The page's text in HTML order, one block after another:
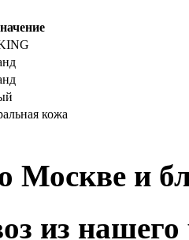
кожа
Москве и
из нашего